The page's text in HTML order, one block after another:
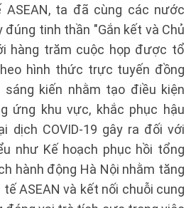
ASEAN, ta đã cùng các nước
đúng tinh thần "Gắn kết và Chủ
hàng trăm cuộc họp được tổ
hình thức trực tuyến đồng
kiến nhằm tạo điều kiện
ứng khu vực, khắc phục hậu
dịch COVID-19 gây ra đối với
như Kế hoạch phục hồi tổng
hành động Hà Nội nhằm tăng
ASEAN và kết nối chuỗi cung